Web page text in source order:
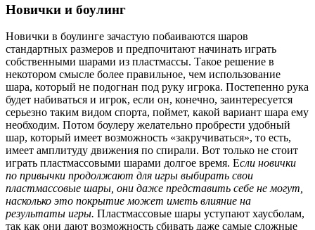
Новички и боулинг
Новички в боулинге зачастую побаиваются шаров
стандартных размеров и предпочитают начинать играть
собственными шарами из пластмассы. Такое решение в
некотором смысле более правильное, чем использование
шара, который не подогнан под руку игрока. Постепенно рука
будет набиваться и игрок, если он, конечно, заинтересуется
серьезно таким видом спорта, поймет, какой вариант шара ему
необходим. Потом боулеру желательно пробрести удобный
шар, который имеет возможность «закручиваться», то есть,
имеет амплитуду движения по спирали. Вот только не стоит
играть пластмассовыми шарами долгое время. Если новички
по привычки продолжают для игры выбирать свои
пластмассовые шары, они даже представить себе не могут,
насколько это покрытие может иметь влияние на
результаты игры. Пластмассовые шары уступают хаусболам,
так как они дают возможность сбивать даже самые сложные